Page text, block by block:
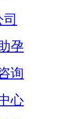
孕
询
心